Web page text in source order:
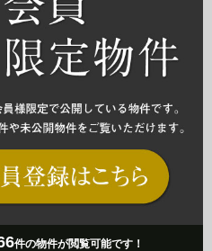
件の物件が閲覧可能です！